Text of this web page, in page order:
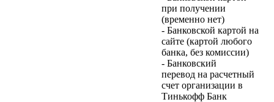
при получении
(временно нет)
- Банковской картой на
сайте (картой любого
банка, без комиссии)
- Банковский
перевод на расчетный
счет организации в
Тинькофф Банк